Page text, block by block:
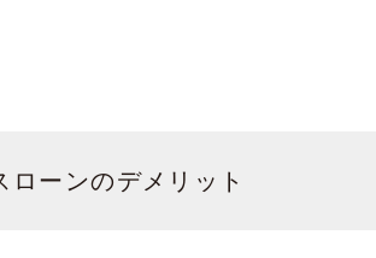
ローンのデメリット